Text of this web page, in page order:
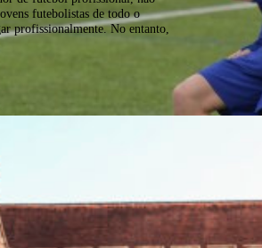
futebolistas de todo o
profissionalmente. No entanto,